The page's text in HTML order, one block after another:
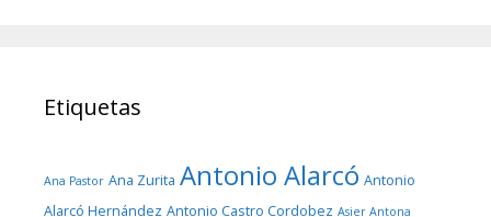
Etiquetas
Ana Pastor Ana Zurita Antonio Alarcó Antonio
Alarcó Hernández Antonio Castro Cordobez Asier Antona